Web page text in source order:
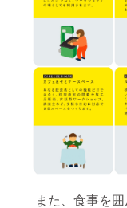
また、食事を